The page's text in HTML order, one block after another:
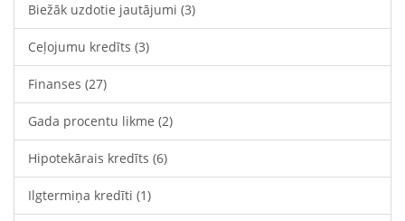
Biežāk uzdotie jautājumi (3)
Ceļojumu kredīts (3)
Finanses (27)
Gada procentu likme (2)
Hipotekārais kredīts (6)
Ilgtermiņa kredīti (1)